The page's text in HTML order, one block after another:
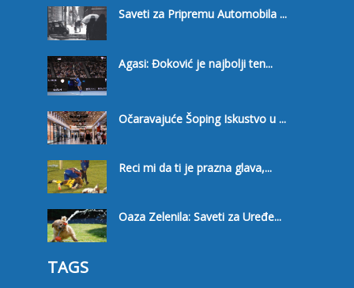
Saveti za Pripremu Automobila ...
Agasi: Đoković je najbolji ten...
Očaravajuće Šoping Iskustvo u ...
Reci mi da ti je prazna glava,...
Oaza Zelenila: Saveti za Uređe...
TAGS